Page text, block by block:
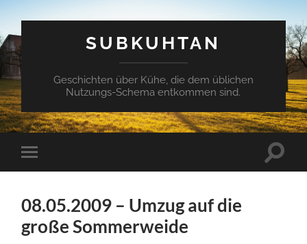
SUBKUHTAN
Geschichten über Kühe, die dem üblichen
Nutzungs-Schema entkommen sind.
Mobile-
Menü
08.05.2009 – Umzug auf die
große Sommerweide